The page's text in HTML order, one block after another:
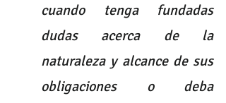
cuando tenga fundadas
dudas acerca de la
naturaleza y alcance de sus
obligaciones o deba